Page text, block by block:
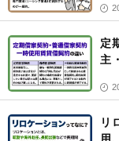
定
主
リ
用